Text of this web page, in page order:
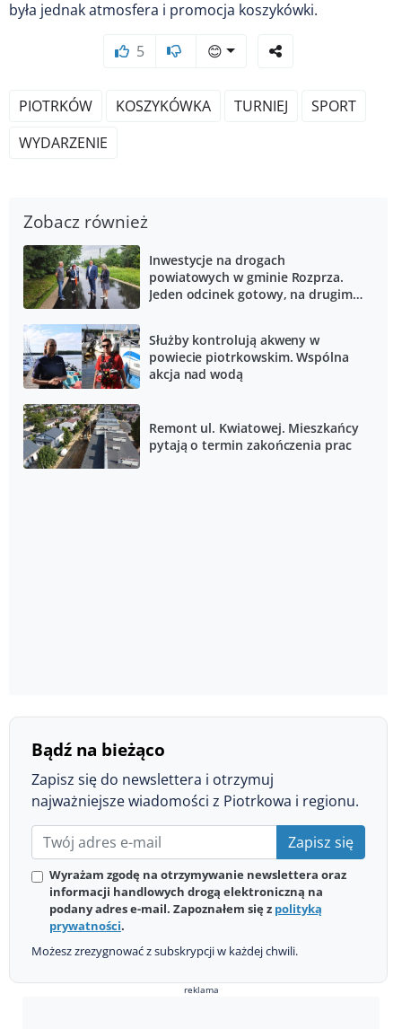
była jednak atmosfera i promocja koszykówki.
5 😊
PIOTRKÓW KOSZYKÓWKA TURNIEJ
SPORT
WYDARZENIE
Zobacz również
Inwestycje na drogach
powiatowych w gminie Rozprza.
Jeden odcinek gotowy, na drugim
Służby kontrolują akweny w
powiecie piotrkowskim. Wspólna
akcja nad wodą
Remont ul. Kwiatowej. Mieszkańcy
pytają o termin zakończenia prac
Bądź na bieżąco
Zapisz się do newslettera i otrzymuj
najważniejsze wiadomości z Piotrkowa i regionu.
Zapisz się
Wyrażam zgodę na otrzymywanie newslettera oraz
informacji handlowych drogą elektroniczną na
podany adres e-mail. Zapoznałem się z polityką
prywatności.
Możesz zrezygnować z subskrypcji w każdej chwili.
reklama